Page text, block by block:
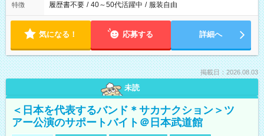
特徴 履歴書不要 / 40～50代活躍中 / 服装自由
気になる！ 応募する 詳細へ
掲載日：2026.08.03
未読
＜日本を代表するバンド＊サカナクション＞ツ
アー公演のサポートバイト＠日本武道館